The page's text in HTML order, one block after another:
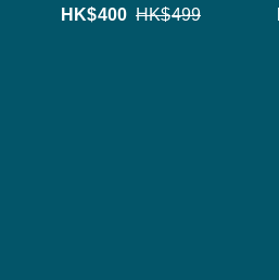
HK$400 HK$499